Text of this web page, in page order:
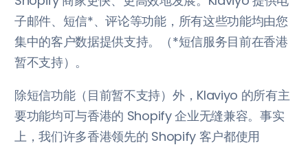
子邮件、短信*、评论等功能，所有这些功能均由您
集中的客户数据提供支持。（*短信服务目前在香港
暂不支持）。
除短信功能（目前暂不支持）外，Klaviyo 的所有主
要功能均可与香港的 Shopify 企业无缝兼容。事实
上，我们许多香港领先的 Shopify 客户都使用